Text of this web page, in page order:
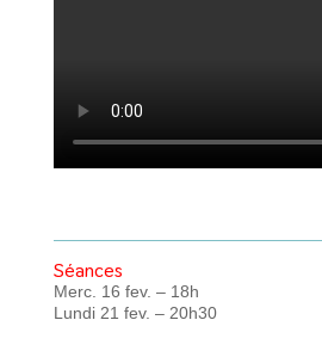
Séances
Merc. 16 fev. – 18h
Lundi 21 fev. – 20h30